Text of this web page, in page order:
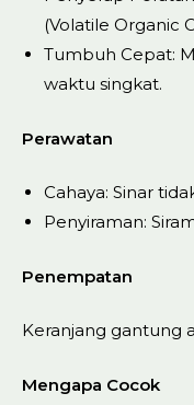
(Volatile Organic
Tumbuh Cepat:
waktu singkat.
Perawatan
Cahaya: Sinar
Penyiraman:
Penempatan
Keranjang gantung
Mengapa Cocok